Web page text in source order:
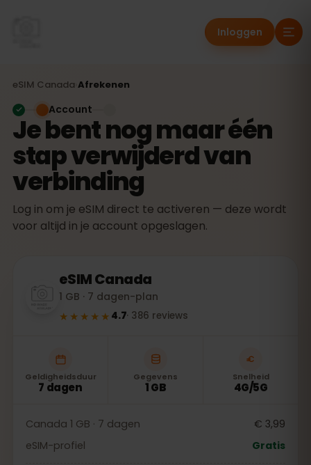
Inloggen
eSIM Canada Afrekenen
Je bent nog maar één
stap verwijderd van
verbinding
Log in om je eSIM direct te activeren — deze wordt
voor altijd in je account opgeslagen.
Account
eSIMCanada
1 GB · 7 dagen-plan
★★★★★ 4.7· 386 reviews
Geldigheidsduur
7 dagen
Gegevens
1 GB
Snelheid
4G/5G
Canada 1 GB · 7 dagen
€ 3,99
eSIM-profiel
Gratis